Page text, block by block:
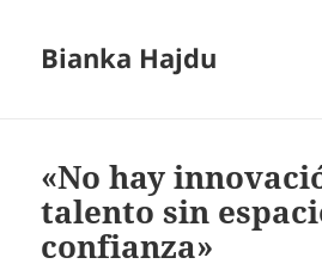
Bianka Hajdu
«No hay
talento sin
confianza»